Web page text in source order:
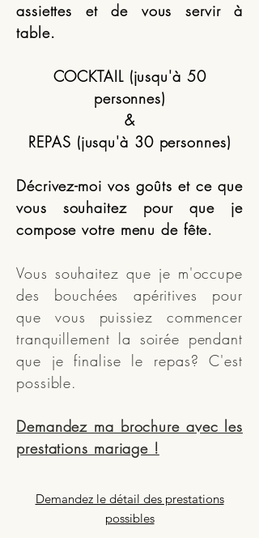
assiettes et de vous servir à
table.
COCKTAIL (jusqu'à 50
personnes)
&
REPAS (jusqu'à 30 personnes)
Décrivez-moi vos goûts et ce que
vous souhaitez pour que je
compose votre menu de fête.
Vous souhaitez que je m'occupe
des bouchées apéritives pour
que vous puissiez commencer
tranquillement la soirée pendant
que je finalise le repas? C'est
possible.
Demandez ma brochure avec les
prestations mariage !
Demandez le détail des prestations
possibles